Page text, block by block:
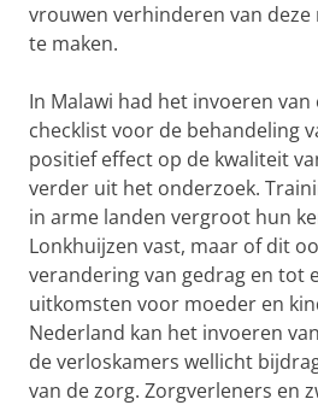
vrouwen verhinderen van
te maken.
In Malawi had het invoeren
checklist voor de behandeling
positief effect op de kwaliteit
verder uit het onderzoek.
in arme landen vergroot hun
Lonkhuijzen vast, maar of dit
verandering van gedrag en tot
uitkomsten voor moeder en
Nederland kan het invoeren
de verloskamers wellicht
van de zorg. Zorgverleners en